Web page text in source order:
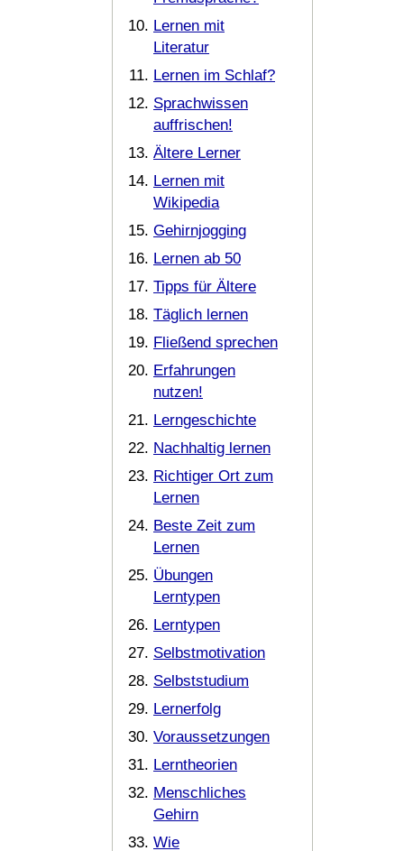
Lernen mit
Literatur
Lernen im Schlaf?
Sprachwissen
auffrischen!
Ältere Lerner
Lernen mit
Wikipedia
Gehirnjogging
Lernen ab 50
Tipps für Ältere
Täglich lernen
Fließend sprechen
Erfahrungen
nutzen!
Lerngeschichte
Nachhaltig lernen
Richtiger Ort zum
Lernen
Beste Zeit zum
Lernen
Übungen
Lerntypen
Lerntypen
Selbstmotivation
Selbststudium
Lernerfolg
Voraussetzungen
Lerntheorien
Menschliches
Gehirn
Wie